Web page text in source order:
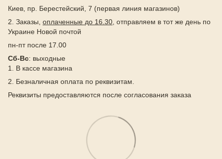
Киев, пр. Берестейский, 7 (первая линия магазинов)
2. Заказы, оплаченные до 16.30, отправляем в тот же день по
Украине Новой почтой
пн-пт после 17.00
Сб-Вс: выходные
1. В кассе магазина
2. Безналичная оплата по реквизитам.
Реквизиты предоставляются после согласования заказа